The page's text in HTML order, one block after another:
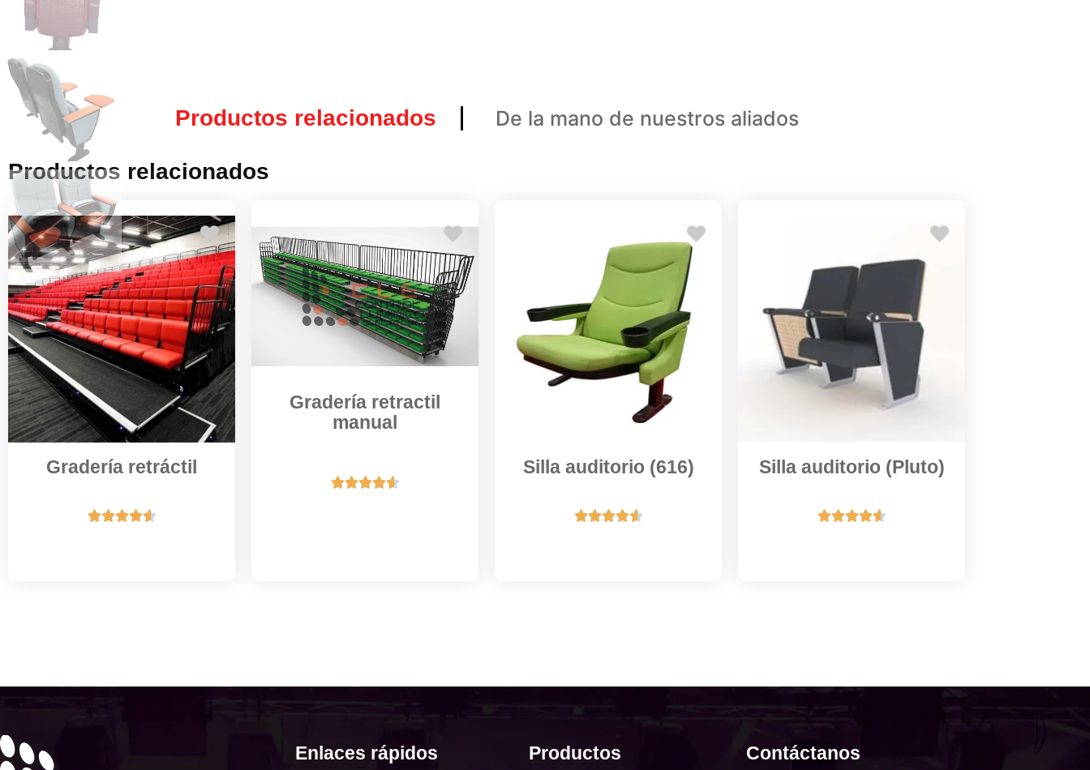
Productos relacionados De la mano de nuestros aliados
Productos relacionados
Gradería retráctil

Gradería retractil
manual

Silla auditorio (616)

Silla auditorio (Pluto)

Enlaces rápidos Productos Contáctanos